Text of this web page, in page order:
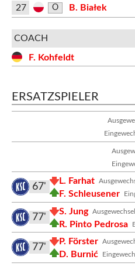
27 O B. Białek
COACH
F. Kohfeldt
ERSATZSPIELER
L. Farhat
F. Schleusener
67'
S. Jung
R. Pinto Pedrosa
77'
P. Förster
D. Burnić
77'